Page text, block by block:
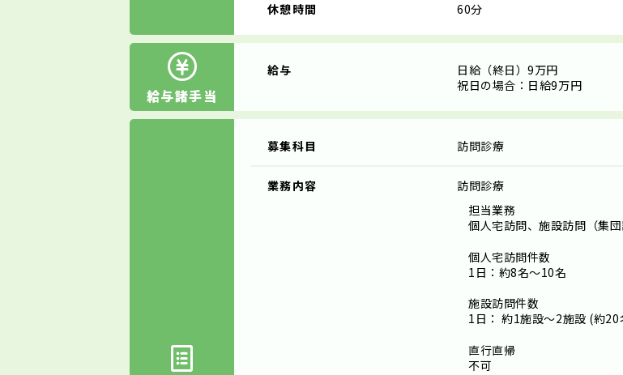
休憩時間 60分
給与諸手当
給与
日給（終日）9万円
祝日の場合：日給9万円
募集科目 訪問診療
業務内容
訪問診療
担当業務
個人宅訪問、施設訪問（集
個人宅訪問件数
1日：約8名～10名
施設訪問件数
1日： 約1施設～2施設 (約
直行直帰
不可